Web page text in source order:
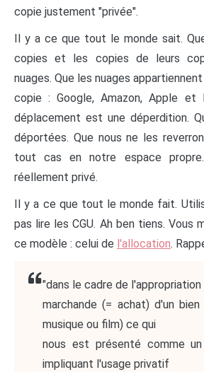
copie justement "privée".
Il y a ce que tout le monde sait.
copies et les copies de leurs
nuages. Que les nuages
copie : Google, Amazon, Apple et
déplacement est une déperdition.
déportées. Que nous ne les
tout cas en notre espace
réellement privé.
Il y a ce que tout le monde fait.
pas lire les CGU. Ah ben tiens. Vous
ce modèle : celui de l'allocation.
"dans le cadre de l'appropriation
marchande (= achat) d'un
musique ou film) ce qui
nous est présenté comme
impliquant l'usage privatif